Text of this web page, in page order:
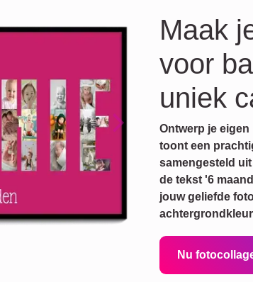
Next
Maak
voor
uniek
Ontwerp je
toont een
samengesteld
de tekst '6
jouw geliefde
Nu